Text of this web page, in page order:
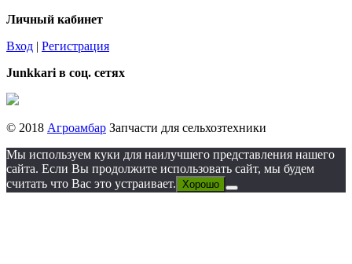
Личный кабинет
Вход | Регистрация
Junkkari в соц. сетях
© 2018 Агроамбар Запчасти для сельхозтехники
Мы используем куки для наилучшего представления нашего
сайта. Если Вы продолжите использовать сайт, мы будем
считать что Вас это устраивает. Хорошо